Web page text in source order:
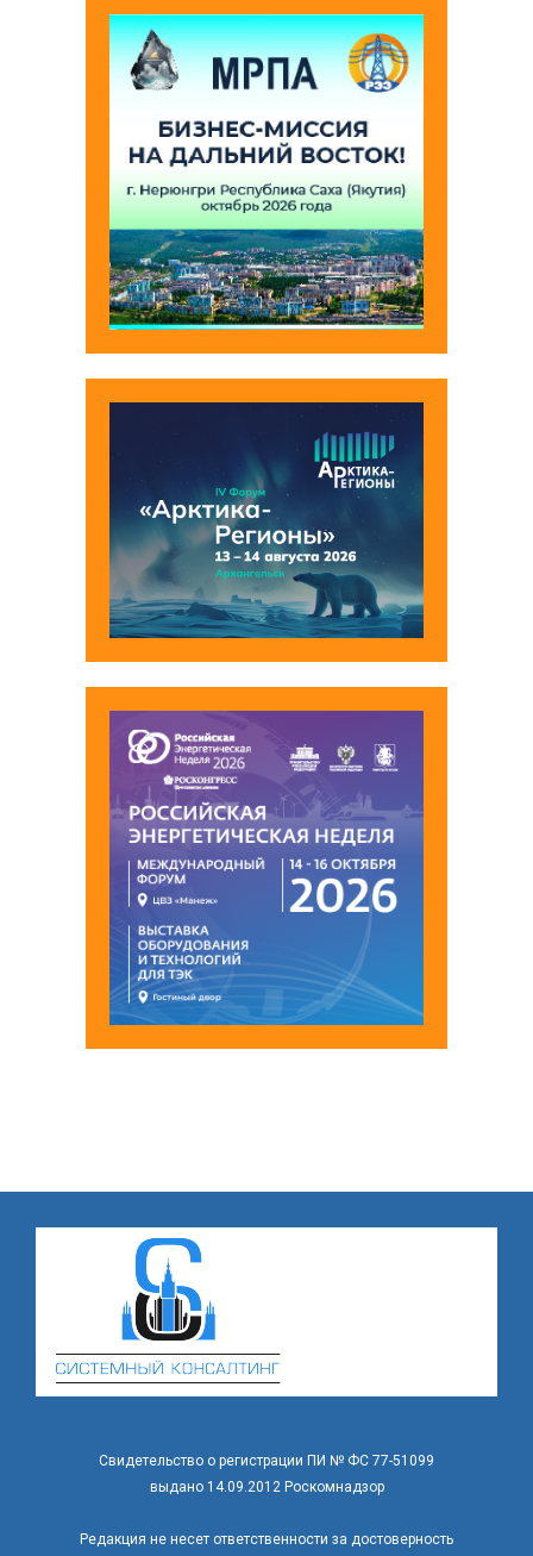
Свидетельство о регистрации ПИ № ФС 77-51099
выдано 14.09.2012 Роскомнадзор
Редакция не несет ответственности за достоверность